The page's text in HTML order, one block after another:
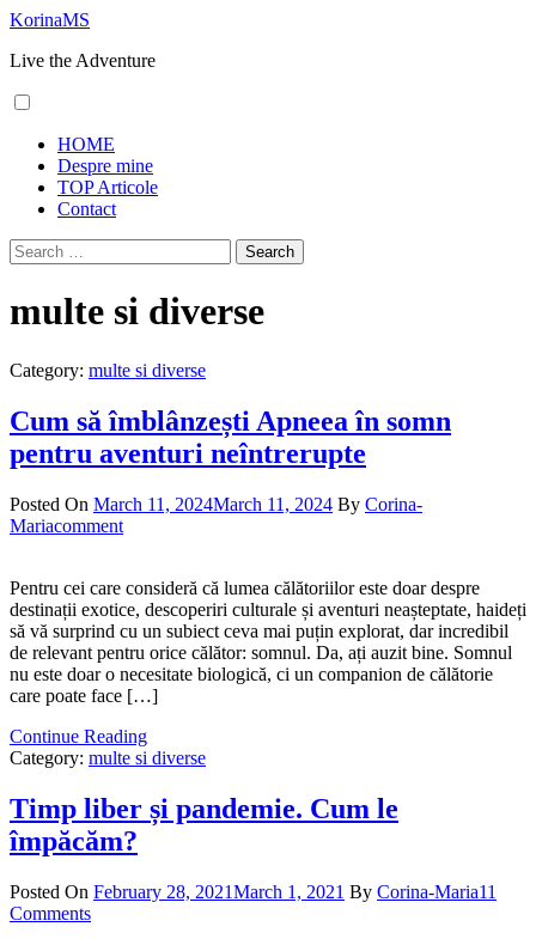
Skip
content
KorinaMS
Live the Adventure
Menu
HOME
Despre mine
TOP Articole
Contact
Search
for:
multe si diverse
Category: multe si diverse
Cum să îmblânzești Apneea în somn
pentru aventuri neîntrerupte
Posted On March 11, 2024March 11, 2024 By Corina-
Mariacomment
Pentru cei care consideră că lumea călătoriilor este doar despre
destinații exotice, descoperiri culturale și aventuri neașteptate, haideți
să vă surprind cu un subiect ceva mai puțin explorat, dar incredibil
de relevant pentru orice călător: somnul. Da, ați auzit bine. Somnul
nu este doar o necesitate biologică, ci un companion de călătorie
care poate face […]
Continue Reading
Category: multe si diverse
Timp liber și pandemie. Cum le
împăcăm?
Posted On February 28, 2021March 1, 2021 By Corina-Maria11
Comments